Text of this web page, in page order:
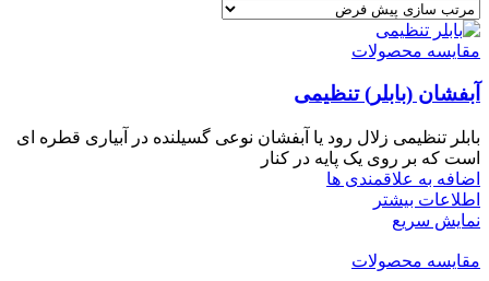
مقایسه محصولات
آبفشان (بابلر) تنظیمی
بابلر تنظیمی زلال رود یا آبفشان نوعی گسیلنده در آبیاری قطره ای
است که بر روی یک پایه در کنار
اضافه به علاقمندی ها
اطلاعات بیشتر
نمایش سریع
مقایسه محصولات